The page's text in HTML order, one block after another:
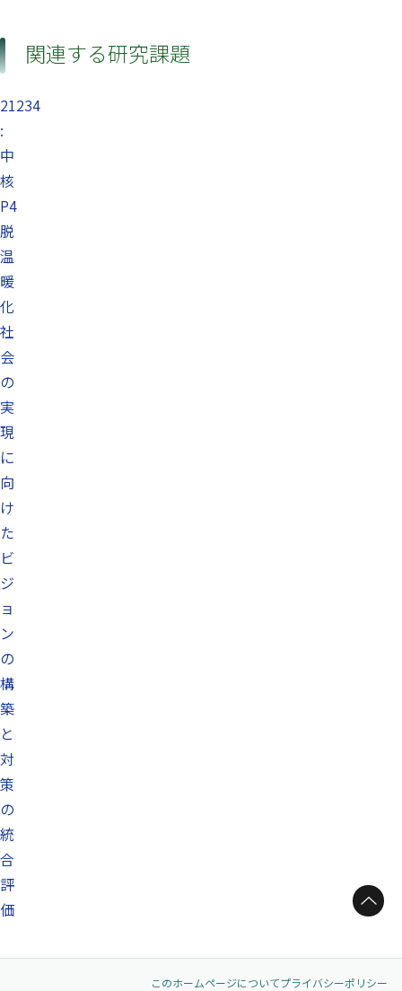
関連する研究課題
21234
:
中
核
P4
脱
温
暖
化
社
会
の
実
現
に
向
け
た
ビ
ジ
ョ
ン
の
構
築
と
対
策
の
統
合
評
価
ページトップへ
このホームページについてプライバシーポリシー